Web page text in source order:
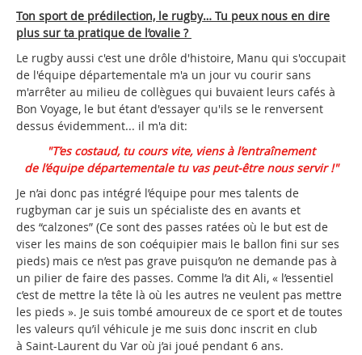
Ton sport de prédilection, le rugby… Tu peux nous en dire
plus sur ta pratique de l’ovalie ?
Le rugby aussi c'est une drôle d'histoire, Manu qui s'occupait
de l'équipe départementale m'a un jour vu courir sans
m'arrêter au milieu de collègues qui buvaient leurs cafés à
Bon Voyage, le but étant d'essayer qu'ils se le renversent
dessus évidemment... il m'a dit:
"T’es costaud, tu cours vite, viensà l’entraînement
de l’équipe départementale tu vas peut-être nous servir !"
Je n’ai donc pas intégré l’équipe pour mes talents de
rugbyman car je suis un spécialiste des en avants et
des “calzones” (Ce sont des passes ratées où le but est de
viser les mains de son coéquipier mais le ballon fini sur ses
pieds) mais ce n’est pas grave puisqu’on ne demande pas à
un pilier de faire des passes. Comme l’a dit Ali, « l’essentiel
c’est de mettre la tête là où les autres ne veulent pas mettre
les pieds ». Je suis tombé amoureux de ce sport et de toutes
les valeurs qu’il véhicule je me suis donc inscrit en club
à Saint-Laurent du Var où j’ai joué pendant 6 ans.